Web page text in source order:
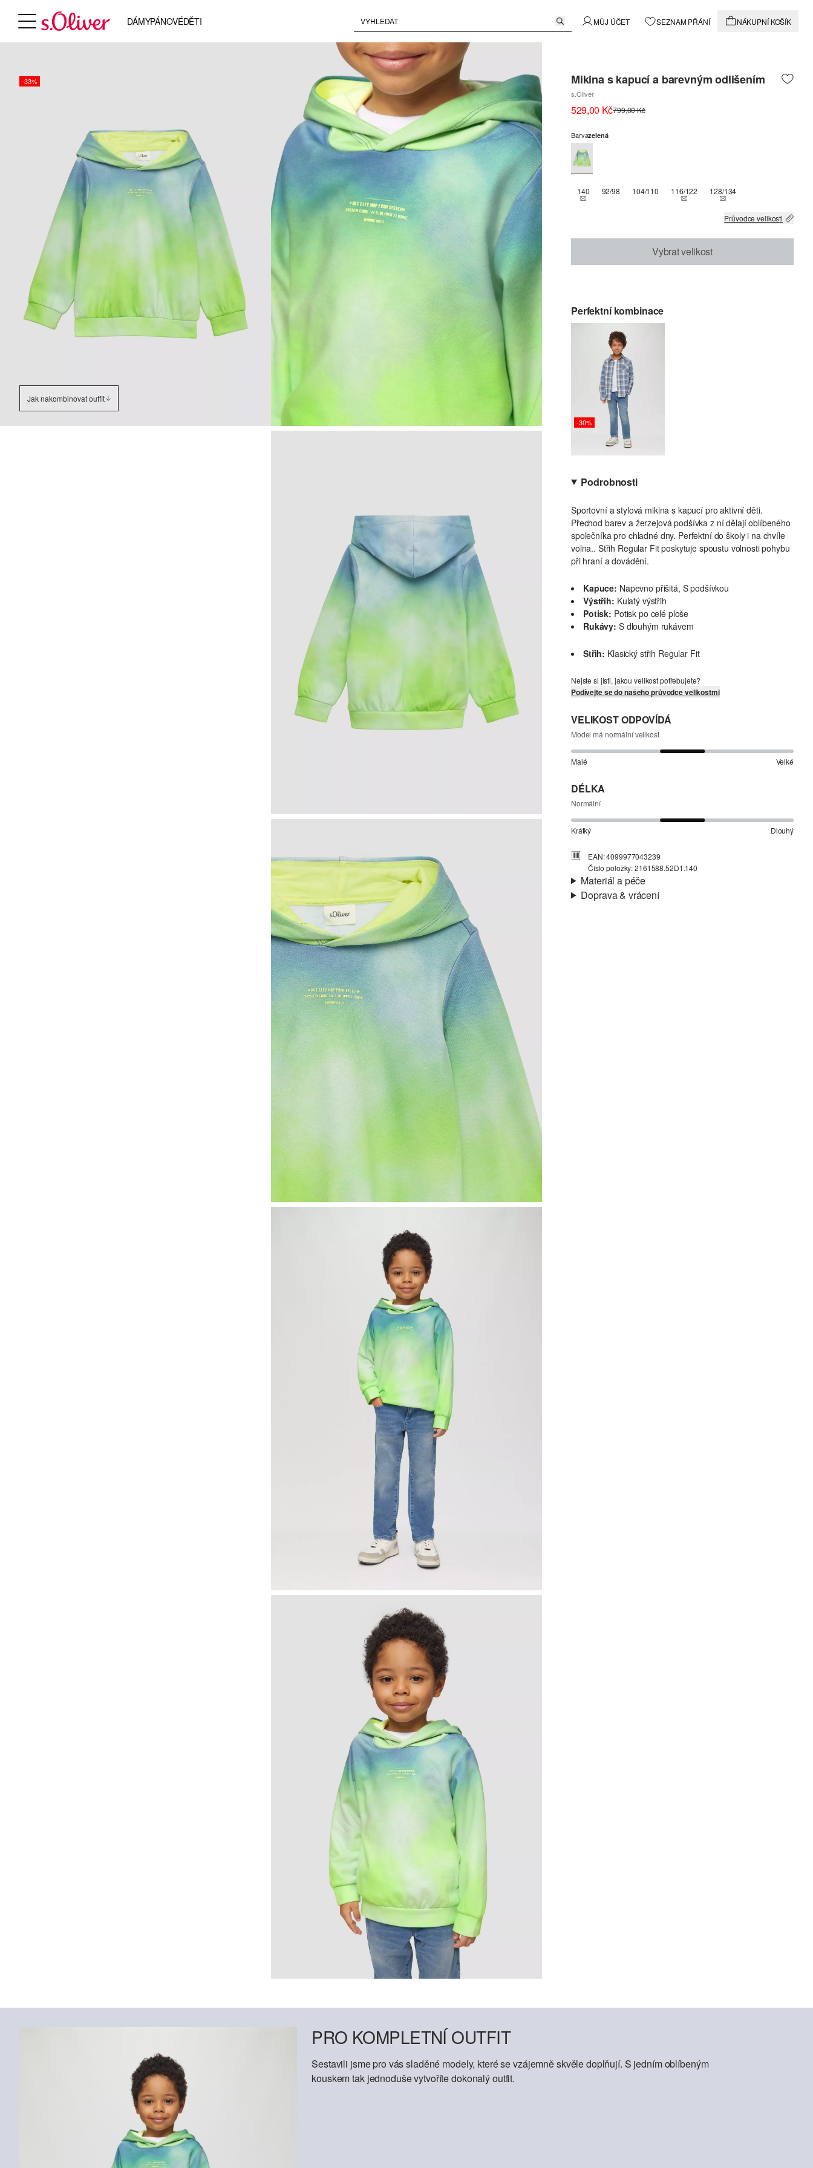
DÁMYPÁNOVÉDĚTI MŮJ ÚČET SEZNAM PŘÁNÍ NÁKUPNÍ KOŠÍK
-33%
Jak nakombinovat outfit
Mikina s kapucí a barevným odlišením
s.Oliver
529,00 Kč799,00 Kč
Barvazelená
140THIS SIZE IS CURRENTLY OUT OF STOCK
92/98 104/110 116/122THIS SIZE IS CURRENTLY OUT OF
128/134THIS SIZE IS CURRENTLY
Průvodce velikosti
Vybrat velikost
Perfektní kombinace
-30%
Podrobnosti
Sportovní a stylová mikina s kapucí pro aktivní děti.
Přechod barev a žerzejová podšívka z ní dělají oblíbeného
společníka pro chladné dny. Perfektní do školy i na chvíle
volna.. Střih Regular Fit poskytuje spoustu volnosti pohybu
při hraní a dovádění.
Kapuce: Napevno přišitá, S podšívkou
Výstřih: Kulatý výstřih
Potisk: Potisk po celé ploše
Rukávy: S dlouhým rukávem
Střih: Klasický střih Regular Fit
Nejste si jisti, jakou velikost potřebujete?
Podívejte se do našeho průvodce velikostmi
VELIKOST ODPOVÍDÁ
Model má normální velikost
Malé Velké
DÉLKA
Normální
Krátký Dlouhý
EAN: 4099977043239
Číslo položky: 2161588.52D1.140
Materiál a péče
Doprava & vrácení
PRO KOMPLETNÍ OUTFIT
Sestavili jsme pro vás sladěné modely, které se vzájemně skvěle doplňují. S jedním oblíbeným
kouskem tak jednoduše vytvoříte dokonalý outfit.